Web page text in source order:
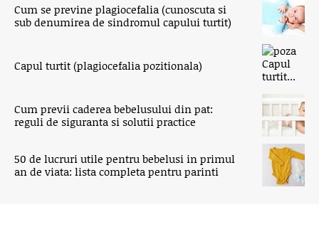
Cum se previne plagiocefalia (cunoscuta si
sub denumirea de sindromul capului turtit)
Capul turtit (plagiocefalia pozitionala)
Cum previi caderea bebelusului din pat:
reguli de siguranta si solutii practice
50 de lucruri utile pentru bebelusi in primul
an de viata: lista completa pentru parinti